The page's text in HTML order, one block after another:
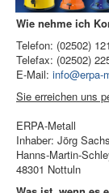
Wie nehme ich
Telefon: (02502)
Telefax: (02502)
E-Mail: info@erpa-
Sie erreichen uns
ERPA-Metall
Inhaber: Jörg
Hanns-Martin-
48301 Nottuln